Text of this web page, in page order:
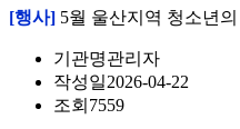
[행사] 5월 울산지역 청소년
기관명관리자
작성일2026-04-22
조회 7559